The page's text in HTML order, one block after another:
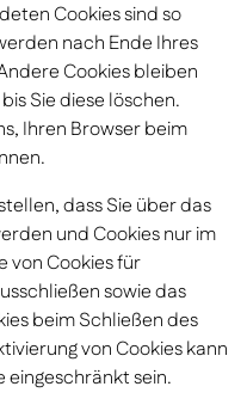
Cookies sind so
nach Ende Ihres
Cookies bleiben
Sie diese löschen.
Ihren Browser beim
dass Sie über das
und Cookies nur im
von Cookies für
sowie das
beim Schließen des
von Cookies kann
eingeschränkt sein.